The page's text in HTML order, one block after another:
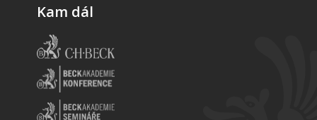
Kam dál